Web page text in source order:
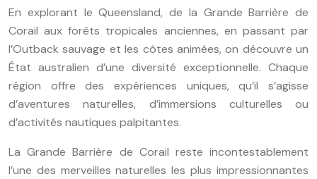
En explorant le Queensland, de la Grande Barrière de
Corail aux forêts tropicales anciennes, en passant par
l’Outback sauvage et les côtes animées, on découvre un
État australien d’une diversité exceptionnelle. Chaque
région offre des expériences uniques, qu’il s’agisse
d’aventures naturelles, d’immersions culturelles ou
d’activités nautiques palpitantes.
La Grande Barrière de Corail reste incontestablement
l’une des merveilles naturelles les plus impressionnantes